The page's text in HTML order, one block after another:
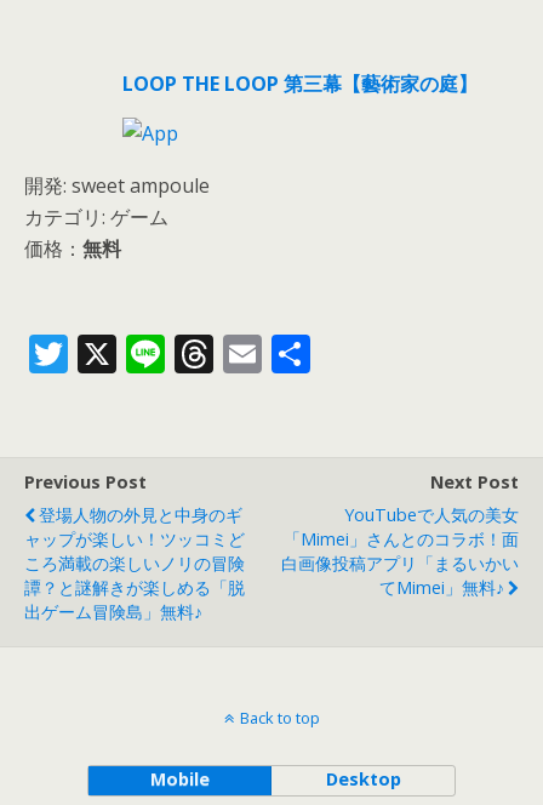
LOOP THE LOOP 第三幕【藝術家の庭】
開発: sweet ampoule
カテゴリ: ゲーム
価格： 無料
T
er
X Li T
d
s
E
Previous Post
登場人物の外見と中身のギ
ャップが楽しい！ツッコミど
ころ満載の楽しいノリの冒険
譚？と謎解きが楽しめる「脱
出ゲーム冒険島」無料♪
Next Post
YouTubeで人気の美女
「mimei」さんとのコラボ！面
白画像投稿アプリ「まるいかい
てmimei」無料♪
Back to top
Mobile Desktop